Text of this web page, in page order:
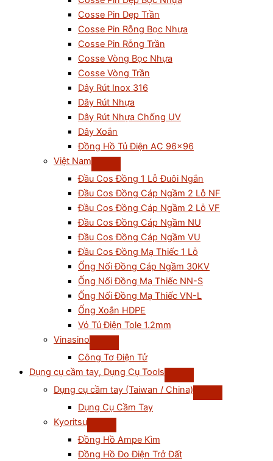
Cosse Pin Dẹp Trần
Cosse Pin Rỗng Bọc Nhựa
Cosse Pin Rỗng Trần
Cosse Vòng Bọc Nhựa
Cosse Vòng Trần
Dây Rút Inox 316
Dây Rút Nhựa
Dây Rút Nhựa Chống UV
Dây Xoắn
Đồng Hồ Tủ Điện AC 96×96
Việt Nam
Đầu Cos Đồng 1 Lỗ Đuôi Ngắn
Đầu Cos Đồng Cáp Ngầm 2 Lỗ NF
Đầu Cos Đồng Cáp Ngầm 2 Lỗ VF
Đầu Cos Đồng Cáp Ngầm NU
Đầu Cos Đồng Cáp Ngầm VU
Đầu Cos Đồng Mạ Thiếc 1 Lỗ
Ống Nối Đồng Cáp Ngầm 30KV
Ống Nối Đồng Mạ Thiếc NN-S
Ống Nối Đồng Mạ Thiếc VN-L
Ống Xoắn HDPE
Vỏ Tủ Điện Tole 1.2mm
Vinasino
Công Tơ Điện Tử
Dụng cụ cầm tay, Dụng Cụ Tools
Dụng cụ cầm tay (Taiwan / China)
Dụng Cụ Cầm Tay
Kyoritsu
Đồng Hồ Ampe Kìm
Đồng Hồ Đo Điện Trở Đất